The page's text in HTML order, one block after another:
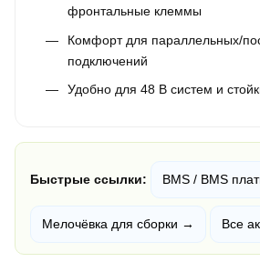
фронтальные клеммы
Комфорт для параллельных/
подключений
Удобно для 48 В систем и
Быстрые ссылки: BMS / BMS
Мелочёвка для сборки → Все